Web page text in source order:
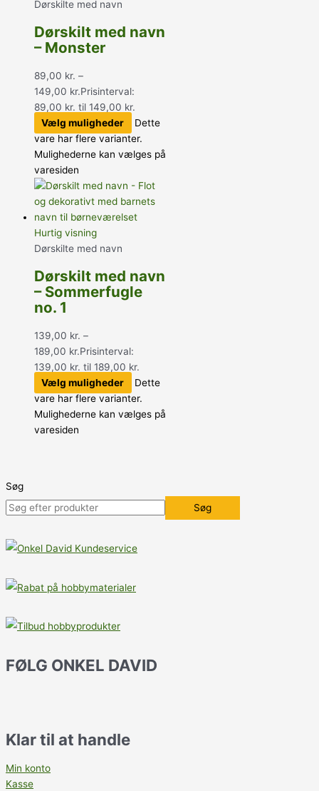
Dørskilte med navn
Dørskilt med navn
– Monster
89,00 kr. –
149,00 kr.Prisinterval:
89,00 kr. til 149,00 kr.
Vælg muligheder
Dette
vare har flere varianter.
Mulighederne kan vælges på
varesiden
Hurtig visning
Dørskilte med navn
Dørskilt med navn
– Sommerfugle
no. 1
139,00 kr. –
189,00 kr.Prisinterval:
139,00 kr. til 189,00 kr.
Vælg muligheder
Dette
vare har flere varianter.
Mulighederne kan vælges på
varesiden
Søg
Søg
FØLG ONKEL DAVID
Klar til at handle
Min konto
Kasse